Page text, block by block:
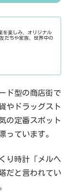
を楽しみ、オリジナル
だちや家族、世界中の
ド型の商店街で
やドラッグスト
の定番スポット
っています。
り時計「メルヘ
だと言われてい